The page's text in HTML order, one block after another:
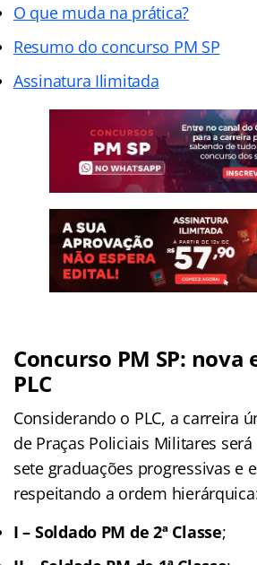
O que muda na prática?
Resumo do concurso PM SP
Assinatura Ilimitada
Concurso PM SP:
PLC
Considerando o PLC, a carreira
de Praças Policiais Militares
sete graduações progressivas e
respeitando a ordem
I – Soldado PM de 2ªClasse;